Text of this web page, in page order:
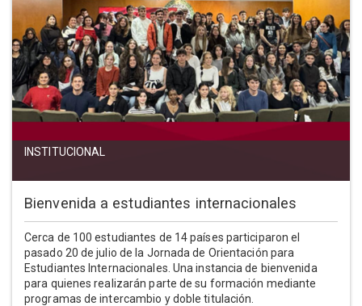
INSTITUCIONAL
Bienvenida a estudiantes internacionales
Cerca de 100 estudiantes de 14 países participaron el
pasado 20 de julio de la Jornada de Orientación para
Estudiantes Internacionales. Una instancia de bienvenida
para quienes realizarán parte de su formación mediante
programas de intercambio y doble titulación.